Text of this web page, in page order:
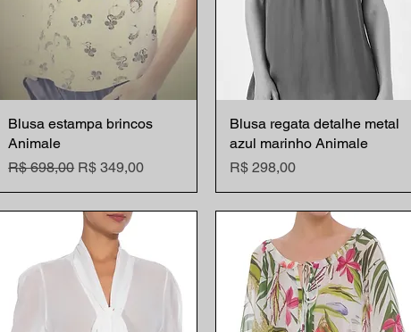
Visualização rápida
Blusa estampa brincos
Animale
Preço normal
R$ 698,00 Preço promocional
R$ 349,00
Visualização rápida
Blusa regata detalhe metal
azul marinho Animale
Preço
R$ 298,00